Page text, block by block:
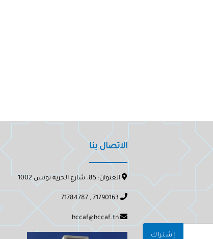
إشتراك
الاتصال بنا
العنوان: 85، شارع الحرية تونس 1002